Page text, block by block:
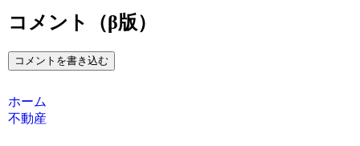
コメント（β版）
コメントを書き込む
ホーム
不動産